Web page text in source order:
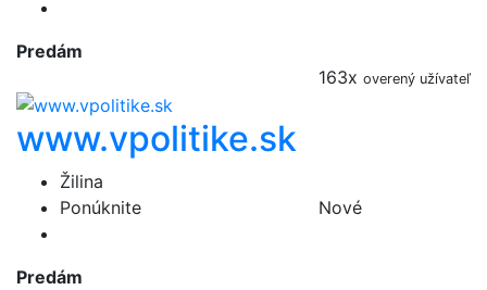
Predám
163x overený užívateľ
www.vpolitike.sk
Žilina
Ponúknite
Nové
Predám